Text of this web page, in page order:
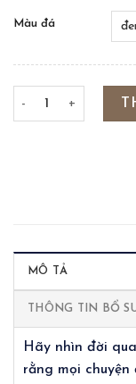
Màu đá
DUO STONE
MÔ TẢ
THÔNG TIN BỔ
Hãy nhìn đời
rằng mọi